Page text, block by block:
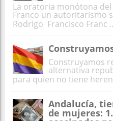
La oratoria monótona
Franco un autoritarismo
Rodrigo Francisco Franc
Construyamos
alternativa
para quien no tiene
Andalucía,
de mujeres: